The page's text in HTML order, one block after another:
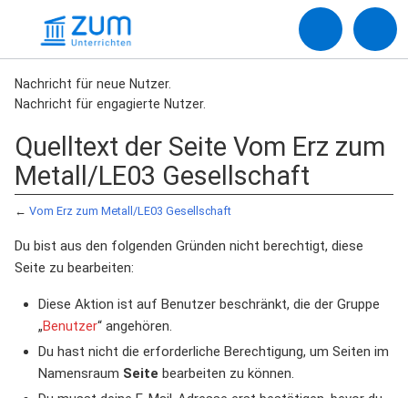
Nachricht für neue Nutzer.
Nachricht für engagierte Nutzer.
Quelltext der Seite Vom Erz zum
Metall/LE03 Gesellschaft
← Vom Erz zum Metall/LE03 Gesellschaft
Du bist aus den folgenden Gründen nicht berechtigt, diese
Seite zu bearbeiten:
Diese Aktion ist auf Benutzer beschränkt, die der Gruppe
„Benutzer“ angehören.
Du hast nicht die erforderliche Berechtigung, um Seiten im
Namensraum Seite bearbeiten zu können.